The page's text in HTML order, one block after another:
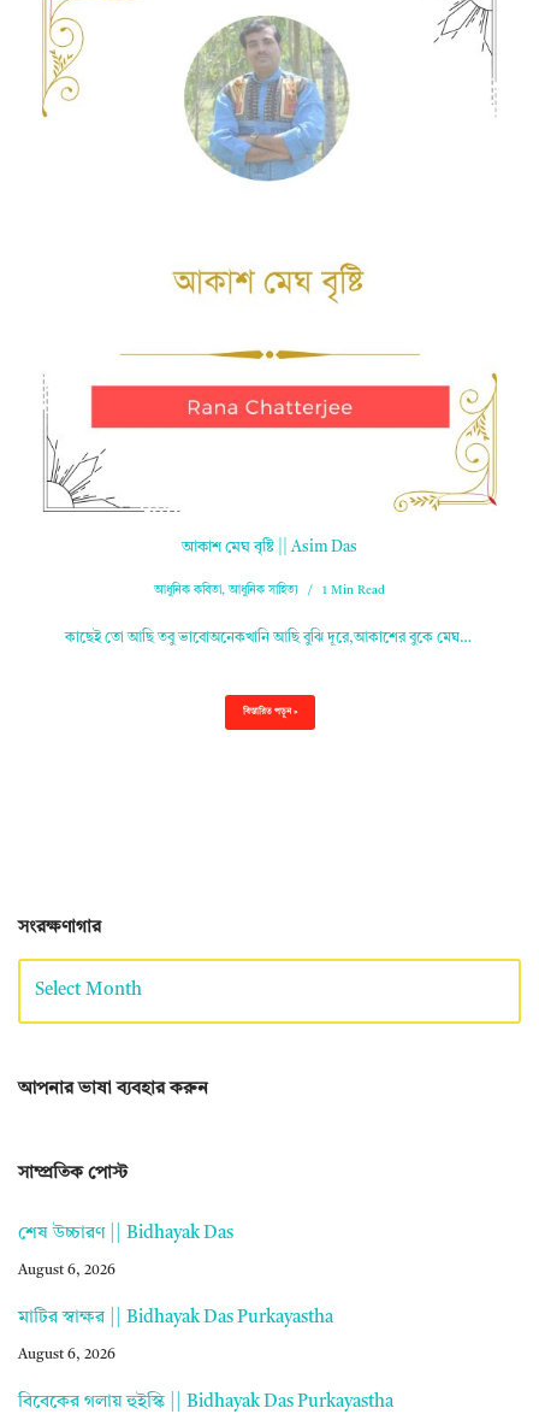
আকাশ মেঘ বৃষ্টি || Asim Das
আধুনিক কবিতা,আধুনিক সাহিত্য 1 Min Read
কাছেই তো আছি তবু ভাবোঅনেকখানি আছি বুঝি দূরে,আকাশের বুকে মেঘ…
বিস্তারিত পড়ুন »
সংরক্ষণাগার
আপনার ভাষা ব্যবহার করুন
সাম্প্রতিক পোস্ট
শেষ উচ্চারণ || Bidhayak Das
August 6, 2026
মাটির স্বাক্ষর || Bidhayak Das Purkayastha
August 6, 2026
বিবেকের গলায় হুইস্কি || Bidhayak Das Purkayastha